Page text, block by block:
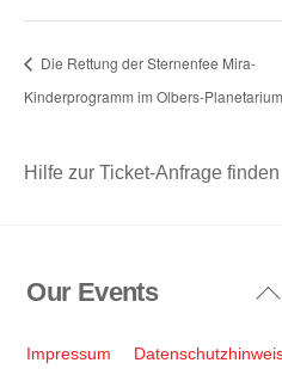
Die Rettung der Sternenfee Mira-
Kinderprogramm im Olbers-Planetarium
Hilfe zur Ticket-Anfrage
Our Events
Impressum